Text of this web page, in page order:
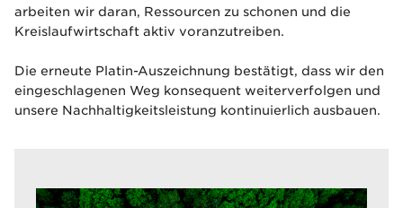
arbeiten wir daran, Ressourcen zu schonen und die
Kreislaufwirtschaft aktiv voranzutreiben.
Die erneute Platin-Auszeichnung bestätigt, dass wir den
eingeschlagenen Weg konsequent weiterverfolgen und
unsere Nachhaltigkeitsleistung kontinuierlich ausbauen.